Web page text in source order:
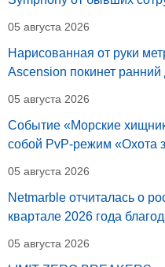
05 августа 2026
Нарисованная от руки
Ascension покинет ранний
05 августа 2026
Событие «Морские
собой PvP-режим «Охота
05 августа 2026
Netmarble отчиталась о
квартале 2026 года
05 августа 2026